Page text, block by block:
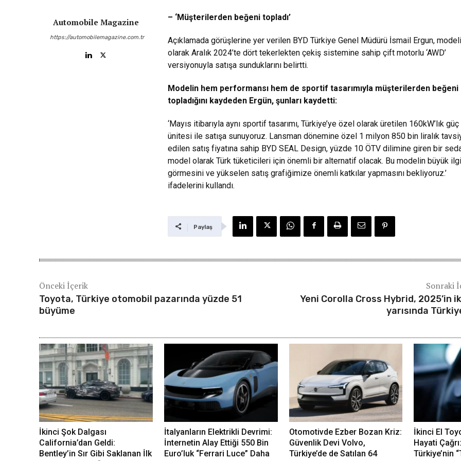
Automobile Magazine
https://automobilemagazine.com.tr
– ‘Müşterilerden beğeni topladı’
Açıklamada görüşlerine yer verilen BYD Türkiye Genel Müdürü İsmail Ergun,
olarak Aralık 2024’te dört tekerlekten çekiş sistemine sahip çift motorlu ‘AWD’
versiyonuyla satışa sunduklarını belirtti.
Modelin hem performansı hem de sportif tasarımıyla müşterilerden beğeni
topladığını kaydeden Ergün, şunları kaydetti:
‘Mayıs itibarıyla aynı sportif tasarımı, Türkiye’ye özel olarak üretilen 160kW’lık güç
ünitesi ile satışa sunuyoruz. Lansman dönemine özel 1 milyon 850 bin liralık
edilen satış fiyatına sahip BYD SEAL Design, yüzde 10 ÖTV dilimine giren bir
model olarak Türk tüketicileri için önemli bir alternatif olacak. Bu modelin büyük ilgi
görmesini ve yükselen satış grafiğimize önemli katkılar yapmasını bekliyoruz.’
ifadelerini kullandı.
Paylaş
Önceki İçerik
Toyota, Türkiye otomobil pazarında yüzde 51
büyüme
Sonraki
Yeni Corolla Cross Hybrid, 2025’in
yarısında
İkinci Şok Dalgası
California’dan Geldi:
Bentley’in Sır Gibi Saklanan İlk
İtalyanların Elektrikli Devrimi:
İnternetin Alay Ettiği 550 Bin
Euro’luk “Ferrari Luce” Daha
Otomotivde Ezber Bozan Kriz:
Güvenlik Devi Volvo,
Türkiye’de de Satılan 64
İkinci El
Hayati
Türkiye’nin